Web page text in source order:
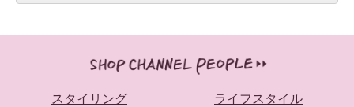
スタイリング ライフスタイル